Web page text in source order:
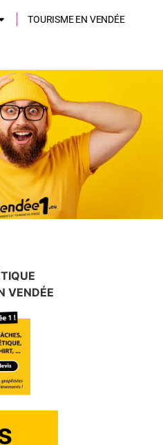
TOURISME EN VENDÉE
VENDÉE